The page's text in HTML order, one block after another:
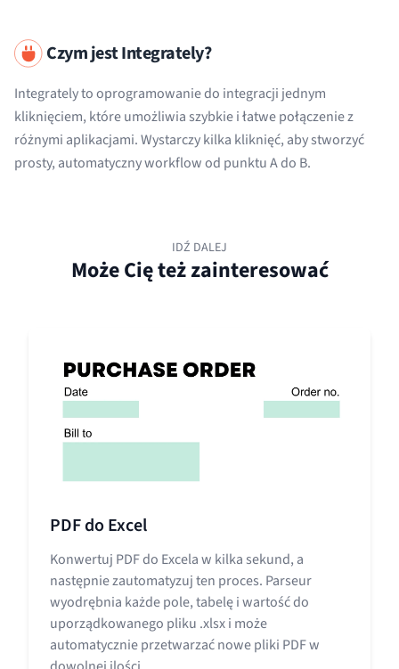
Czym jest Integrately?
Integrately to oprogramowanie do integracji jednym
kliknięciem, które umożliwia szybkie i łatwe połączenie z
różnymi aplikacjami. Wystarczy kilka kliknięć, aby stworzyć
prosty, automatyczny workflow od punktu A do B.
IDŹ DALEJ
Może Cię też zainteresować
PDF do Excel
Konwertuj PDF do Excela w kilka sekund, a
następnie zautomatyzuj ten proces. Parseur
wyodrębnia każde pole, tabelę i wartość do
uporządkowanego pliku .xlsx i może
automatycznie przetwarzać nowe pliki PDF w